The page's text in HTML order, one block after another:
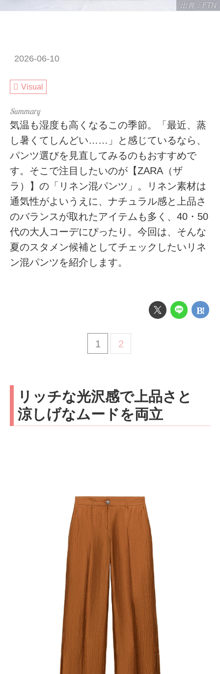
出典：FTN
2026-06-10
Visual
気温も湿度も高くなるこの季節。「最近、蒸
し暑くてしんどい……」と感じているなら、
パンツ選びを見直してみるのもおすすめで
す。そこで注目したいのが【ZARA（ザ
ラ）】の「リネン混パンツ」。リネン素材は
通気性がよいうえに、ナチュラル感と上品さ
のバランスが取れたアイテムも多く、40・50
代の大人コーデにぴったり。今回は、そんな
夏のスタメン候補としてチェックしたいリネ
ン混パンツを紹介します。
1 2
リッチな光沢感で上品さと
涼しげなムードを両立